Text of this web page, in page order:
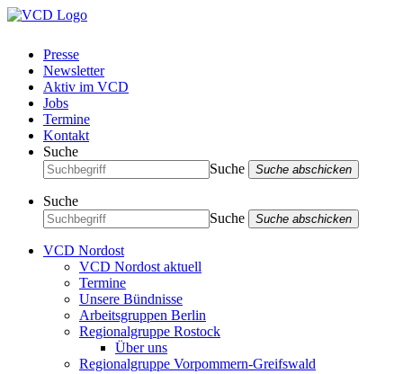
Presse
Newsletter
Aktiv im VCD
Jobs
Termine
Kontakt
Suche
Suche
Suche abschicken
Suche
Suche
Suche abschicken
VCD Nordost
VCD Nordost aktuell
Termine
Unsere Bündnisse
Arbeitsgruppen Berlin
Regionalgruppe Rostock
Über uns
Regionalgruppe Vorpommern-Greifswald